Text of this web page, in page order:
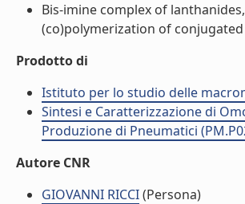
Bis-imine complex of
(co)polymerization of
Prodotto di
Istituto per lo studio delle
Sintesi e Caratterizzazione di
Produzione di Pneumatici
Autore CNR
GIOVANNI RICCI(Persona)